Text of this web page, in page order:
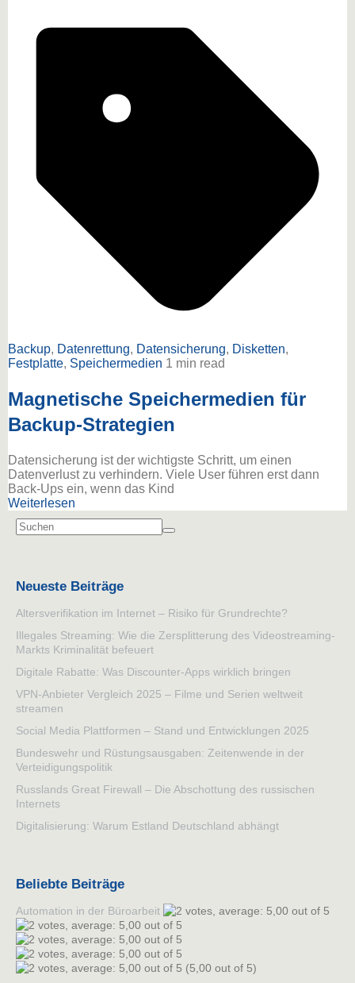
Backup, Datenrettung, Datensicherung, Disketten,
Festplatte, Speichermedien 1 min read
Magnetische Speichermedien für
Backup-Strategien
Datensicherung ist der wichtigste Schritt, um einen
Datenverlust zu verhindern. Viele User führen erst dann
Back-Ups ein, wenn das Kind
Weiterlesen
Neueste Beiträge
Altersverifikation im Internet – Risiko für Grundrechte?
Illegales Streaming: Wie die Zersplitterung des Videostreaming-
Markts Kriminalität befeuert
Digitale Rabatte: Was Discounter-Apps wirklich bringen
VPN-Anbieter Vergleich 2025 – Filme und Serien weltweit
streamen
Social Media Plattformen – Stand und Entwicklungen 2025
Bundeswehr und Rüstungsausgaben: Zeitenwende in der
Verteidigungspolitik
Russlands Great Firewall – Die Abschottung des russischen
Internets
Digitalisierung: Warum Estland Deutschland abhängt
Beliebte Beiträge
Automation in der Büroarbeit
(5,00 out of 5)